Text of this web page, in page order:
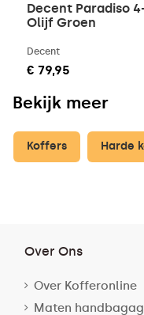
Decent Paradiso
Olijf Groen
Decent
€ 79,95
Bekijk meer
Koffers Harde
Over Ons
Over Kofferonline
Maten